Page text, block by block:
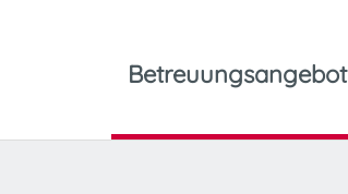
Betreuungsangebot